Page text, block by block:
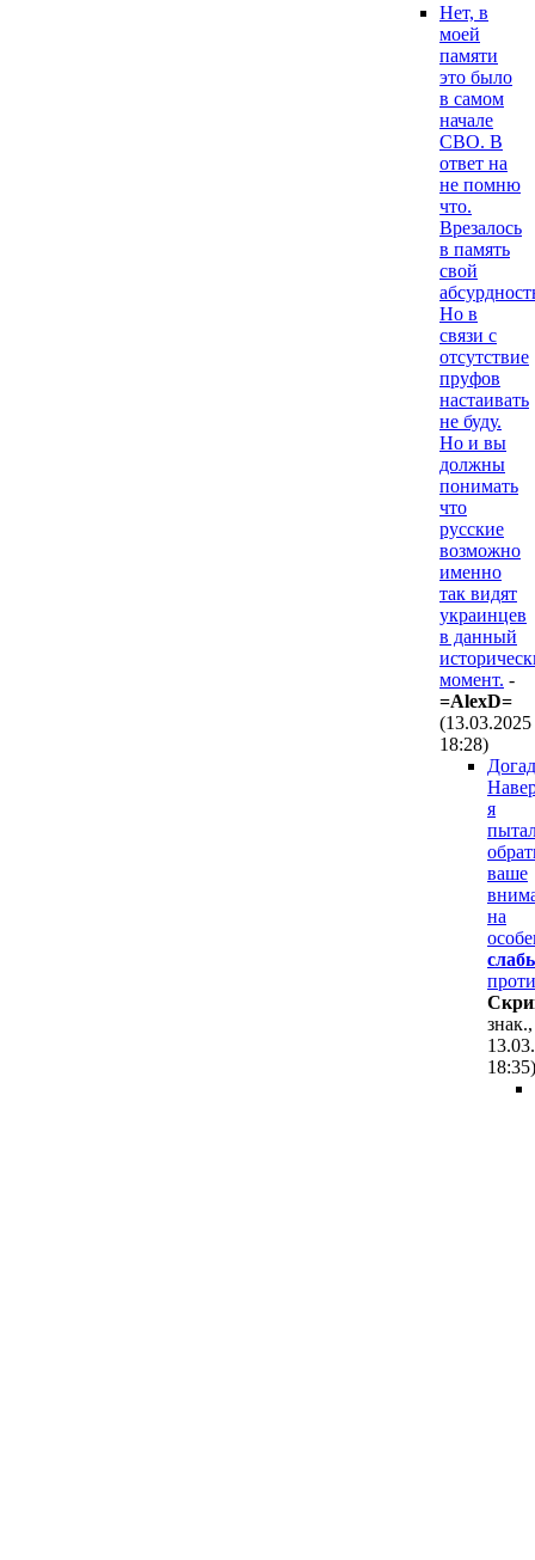
Нет, в
моей
памяти
это было
в самом
начале
СВО. В
ответ на
не помню
что.
Врезалось
в память
свой
Но в
связи с
отсутствие
пруфов
настаивать
не буду.
Но и вы
должны
понимать
что
русские
возможно
именно
так видят
украинцев
в данный
момент. -
=AlexD=
(13.03.2025
18:28)
я
ваше
на
знак.,
18:35)